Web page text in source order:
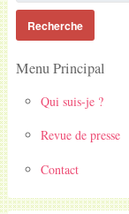
Menu Principal
Qui suis-je ?
Revue de presse
Contact